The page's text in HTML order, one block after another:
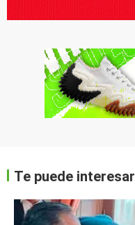
Te puede interesar